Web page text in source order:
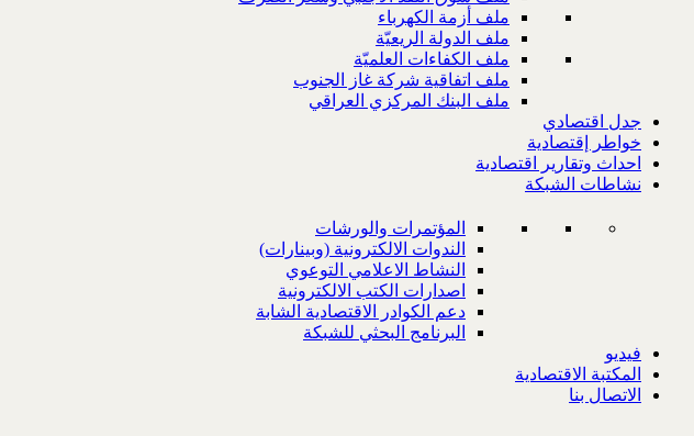
ملف أزمة الكهرباء
ملف الدولة الريعيّة
ملف الكفاءات العلميّة
ملف اتفاقية شركة غاز الجنوب
ملف البنك المركزي العراقي
جدل اقتصادي
خواطر إقتصادية
احداث وتقارير اقتصادية
نشاطات الشبكة
المؤتمرات والورشات
الندوات الالكترونية (وبينارات)
النشاط الاعلامي التوعوي
اصدارات الكتب الالكترونية
دعم الكوادر الاقتصادية الشابة
البرنامج البحثي للشبكة
فيديو
المكتبة الاقتصادية
الاتصال بنا